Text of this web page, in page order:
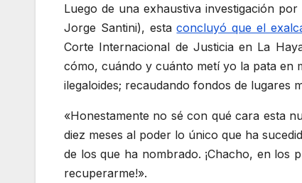
Luego de una exhaustiva investigación
Jorge Santini), estaconcluyó que el
Corte Internacional de Justicia en La
cómo, cuándo y cuánto metí yo la pata en
ilegaloides; recaudando fondos de lugares
«Honestamente no sé con qué cara esta
diez meses al poder lo único que ha
de los que ha nombrado. ¡Chacho, en los
recuperarme!».